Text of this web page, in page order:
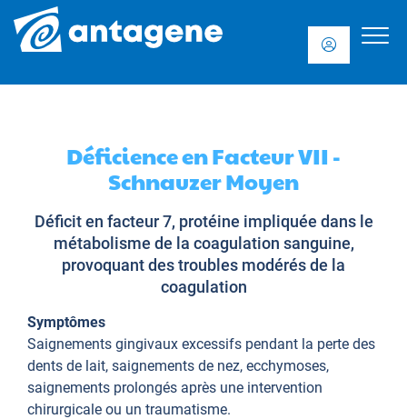
Déficience en Facteur VII -
Schnauzer Moyen
Déficit en facteur 7, protéine impliquée dans le
métabolisme de la coagulation sanguine,
provoquant des troubles modérés de la
coagulation
Symptômes
Saignements gingivaux excessifs pendant la perte des
dents de lait, saignements de nez, ecchymoses,
saignements prolongés après une intervention
chirurgicale ou un traumatisme.